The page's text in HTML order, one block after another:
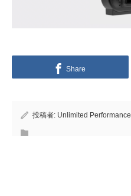
Share
投稿者: Unlimited Performance